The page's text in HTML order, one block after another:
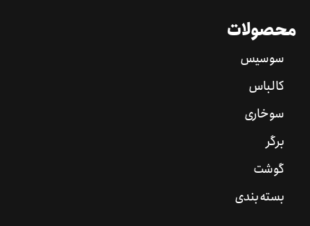
محصولات
سوسیس
کالباس
سوخاری
برگر
گوشت
بسته بندی